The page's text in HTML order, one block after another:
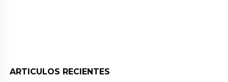
ARTICULOS RECIENTES